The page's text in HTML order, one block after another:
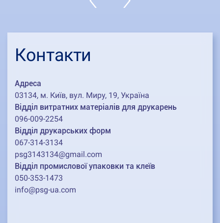
Контакти
Адреса
03134, м. Київ, вул. Миру, 19, Україна
Відділ витратних матеріалів для друкарень
096-009-2254
Відділ друкарських форм
067-314-3134
psg3143134@gmail.com
Відділ промислової упаковки та клеїв
050-353-1473
info@psg-ua.com